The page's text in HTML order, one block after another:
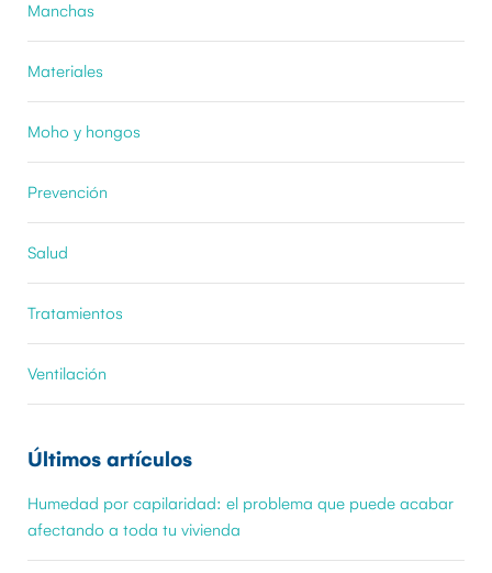
Manchas
Materiales
Moho y hongos
Prevención
Salud
Tratamientos
Ventilación
Últimos artículos
Humedad por capilaridad: el problema que puede acabar
afectando a toda tu vivienda